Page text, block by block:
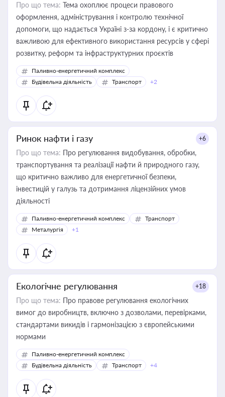
Про що тема: Тема охоплює процеси правового
оформлення, адміністрування і контролю технічної
допомоги, що надається Україні з-за кордону, і є критично
важливою для ефективного використання ресурсів у сфері
розвитку, реформ та інфраструктурних проєктів
Паливно-енергетичний комплекс
Будівельна діяльність
Транспорт +2
Ринок нафти і газу +6
Про що тема: Про регулювання видобування, обробки,
транспортування та реалізації нафти й природного газу,
що критично важливо для енергетичної безпеки,
інвестицій у галузь та дотримання ліцензійних умов
діяльності
Паливно-енергетичний комплекс
Транспорт
Металургія
+1
Екологічне регулювання +18
Про що тема: Про правове регулювання екологічних
вимог до виробництв, включно з дозволами, перевірками,
стандартами викидів і гармонізацією з європейськими
нормами
Паливно-енергетичний комплекс
Будівельна діяльність
Транспорт +4